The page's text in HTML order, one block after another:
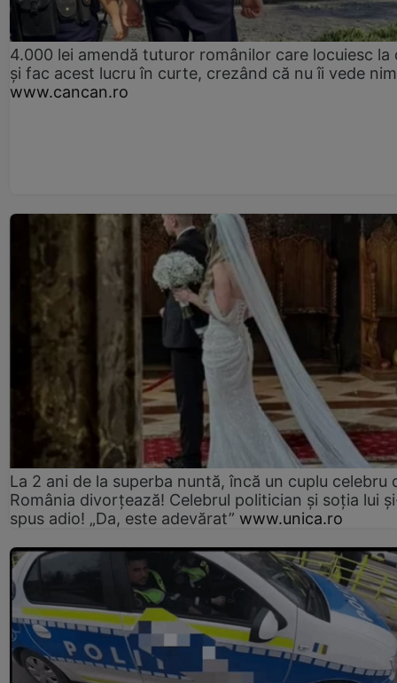
4.000 lei amendă tuturor românilor care locuiesc la
și fac acest lucru în curte, crezând că nu îi vede
www.cancan.ro
La 2 ani de la superba nuntă, încă un cuplu celebru
România divorțează! Celebrul politician și soția lui
spus adio! „Da, este adevărat” www.unica.ro